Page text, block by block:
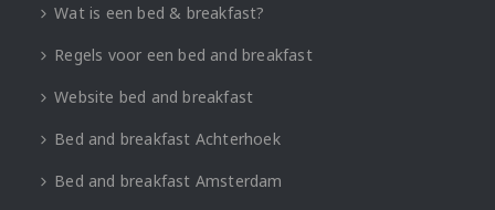
Wat is een bed & breakfast?
Regels voor een bed and breakfast
Website bed and breakfast
Bed and breakfast Achterhoek
Bed and breakfast Amsterdam